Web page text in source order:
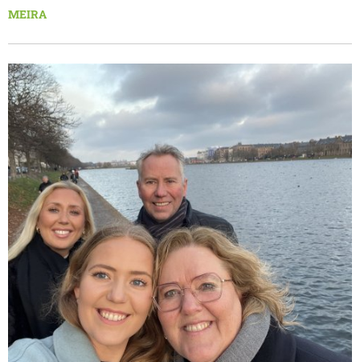
Árskóla. Einnig sækir hún fjarnám í HÍ þennan veturinn í
margir eftir að hafa farið á leiksýningar í Bifröst en hún hefur
verið viðriðin Leikfélagi Sauðárkróks síðustu árin og situr í
varastjórn LS eins og staðan er í dag.
MEIRA